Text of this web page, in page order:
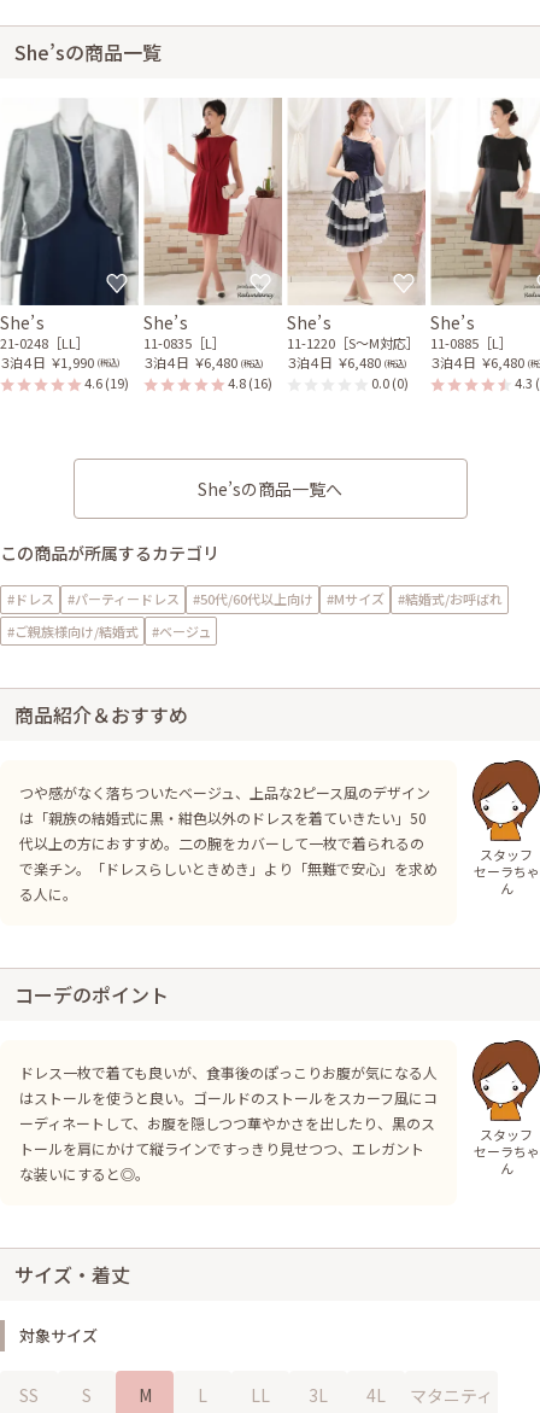
She’sの商品一覧
She’s
21-0248［LL］
３泊４日 ￥1,990 (税込)
4.6(19)
She’s
11-0835［L］
３泊４日 ￥6,480 (税込)
4.8(16)
She’s
11-1220［S〜M対応］
３泊４日 ￥6,480 (税込)
0.0(0)
She’s
11-0885［L］
３泊４日 ￥6,480 (
4.3
She’sの商品一覧へ
この商品が所属するカテゴリ
#ドレス #パーティードレス #50代/60代以上向け #Mサイズ
#結婚式/お呼ばれ
#ご親族様向け/結婚式
#ベージュ
商品紹介＆おすすめ
つや感がなく落ちついたベージュ、上品な2ピース風のデザイン
は「親族の結婚式に黒・紺色以外のドレスを着ていきたい」50
代以上の方におすすめ。二の腕をカバーして一枚で着られるの
で楽チン。「ドレスらしいときめき」より「無難で安心」を求め
る人に。
スタッフ
セーラちゃ
ん
コーデのポイント
ドレス一枚で着ても良いが、食事後のぽっこりお腹が気になる人
はストールを使うと良い。ゴールドのストールをスカーフ風にコ
ーディネートして、お腹を隠しつつ華やかさを出したり、黒のス
トールを肩にかけて縦ラインですっきり見せつつ、エレガント
な装いにすると◎。
スタッフ
セーラちゃ
ん
サイズ・着丈
対象サイズ
SS S M L LL 3L 4L マタニティ